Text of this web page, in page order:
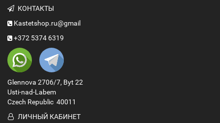
КОНТАКТЫ
Kastetshop.ru@gmail
+372 5374 6319
Glennova 2706/7, Byt 22
Usti-nad-Labem
Czech Republic 40011
ЛИЧНЫЙ КАБИНЕТ